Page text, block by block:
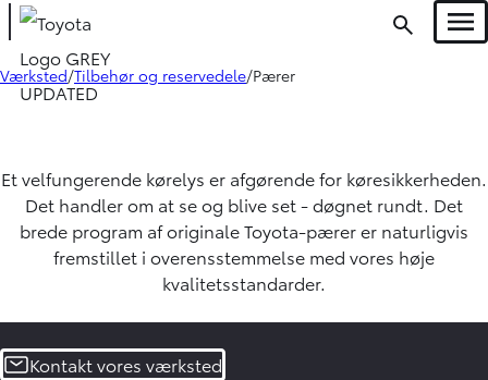
Værksted Tilbehør og reservedele Pærer
Et velfungerende kørelys er afgørende for køresikkerheden.
Det handler om at se og blive set - døgnet rundt. Det
brede program af originale Toyota-pærer er naturligvis
fremstillet i overensstemmelse med vores høje
kvalitetsstandarder.
Kontakt vores værksted